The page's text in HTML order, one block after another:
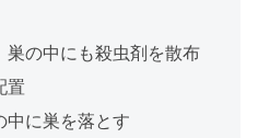
巣の中にも殺虫剤を散布
置
中に巣を落とす